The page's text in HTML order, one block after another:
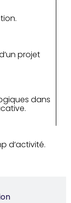
projet
dans
d’activité.